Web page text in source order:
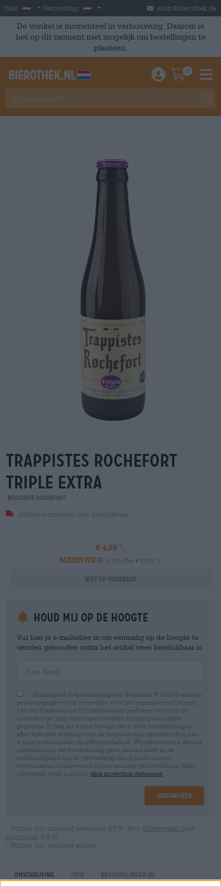
Skip to main content
Taal: Dutch
Verzending: Nederland shop@bierothek.de
De winkel is momenteel in verbouwing. Daarom is
het op dit moment niet mogelijk om bestellingen te
plaatsen.
Einloggen /
0
trappistes rochefort
triple extra
Brasserie Rochefort
Artikel momenteel niet beschikbaar
€ 4,59
MEHRWEG
0,33 L Fles € 13,15 / L
Niet op voorraad
Houd mij op de hoogte
Vul hier je e-mailadres in om eenmalig op de hoogte te
worden gehouden zodra het artikel weer beschikbaar is.
Hierbij geef ik toestemming aan Bierothek ® GmbH om mijn
persoonsgegevens te verwerken voor het aanmaken en beheren
van een klantaccount. Dit klantaccount geeft een overzicht en
controle over mijn verkoopactiviteiten en mijn persoonlijke
gegevens. Ik ben me ervan bewust dat ik deze toestemming te
allen tijde met werking voor de toekomst kan intrekken door een
e-mail te sturen naar shop@bierothek.de. Wij informeren u dat het
intrekken van uw toestemming geen invloed heeft op de
rechtmatigheid van de verwerking die op basis van uw
toestemming is uitgevoerd tot het moment van intrekking. Meer
informatie vindt u in onze data protection statement
Inschrijven
* Prijzen zijn inclusief wettelijke BTW. Plus Scheepvaart plus
Deponeren € 0,10
* Prijzen zijn inclusief accijns
Omschrijving Info Beoordelingen (0)